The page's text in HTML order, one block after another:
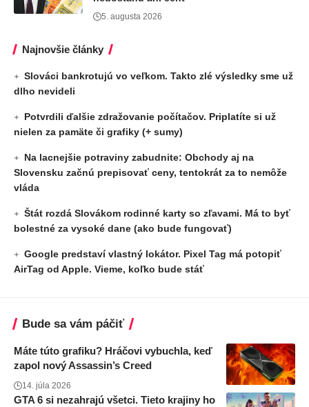
5. augusta 2026
Najnovšie články
Slováci bankrotujú vo veľkom. Takto zlé výsledky sme už
dlho nevideli
Potvrdili ďalšie zdražovanie počítačov. Priplatíte si už
nielen za pamäte či grafiky (+ sumy)
Na lacnejšie potraviny zabudnite: Obchody aj na
Slovensku začnú prepisovať ceny, tentokrát za to nemôže
vláda
Štát rozdá Slovákom rodinné karty so zľavami. Má to byť
bolestné za vysoké dane (ako bude fungovať)
Google predstaví vlastný lokátor. Pixel Tag má potopiť
AirTag od Apple. Vieme, koľko bude stáť
Bude sa vám páčiť
Máte túto grafiku? Hráčovi vybuchla, keď
zapol nový Assassin’s Creed
14. júla 2026
GTA 6 si nezahrajú všetci. Tieto krajiny ho